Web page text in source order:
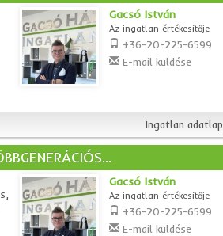
Gacsó István
Az ingatlan értékesítője
+36-20-225-6599
E-mail küldése
Ingatlan adatlap
Gacsó István
Az ingatlan értékesítője
+36-20-225-6599
E-mail küldése